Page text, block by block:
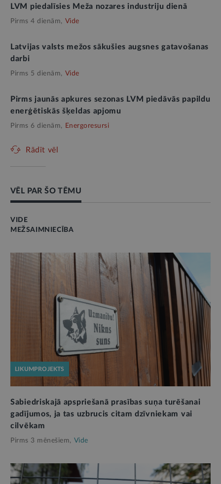
LVM piedalīsies Meža nozares industriju dienā
Pirms 4 dienām, Vide
Latvijas valsts mežos sākušies augsnes gatavošanas
darbi
Pirms 5 dienām, Vide
Pirms jaunās apkures sezonas LVM piedāvās papildu
enerģētiskās šķeldas apjomu
Pirms 6 dienām, Energoresursi
Rādīt vēl
VĒL PAR ŠO TĒMU
VIDE
MEŽSAIMNIECĪBA
LIKUMPROJEKTS
Sabiedriskajā apspriešanā prasības suņa turēšanai
gadījumos, ja tas uzbrucis citam dzīvniekam vai
cilvēkam
Pirms 3 mēnešiem, Vide